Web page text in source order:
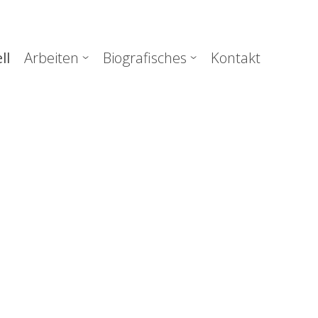
Arbeiten Biografisches Kontakt